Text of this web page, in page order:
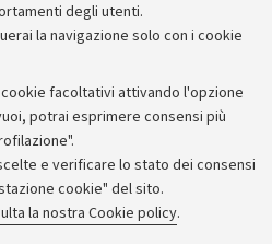
degli utenti.
la navigazione solo con i cookie
facoltativi attivando l'opzione
potrai esprimere consensi più
e verificare lo stato dei consensi
cookie" del sito.
la nostra Cookie policy.
Archivio
stampa
stampa